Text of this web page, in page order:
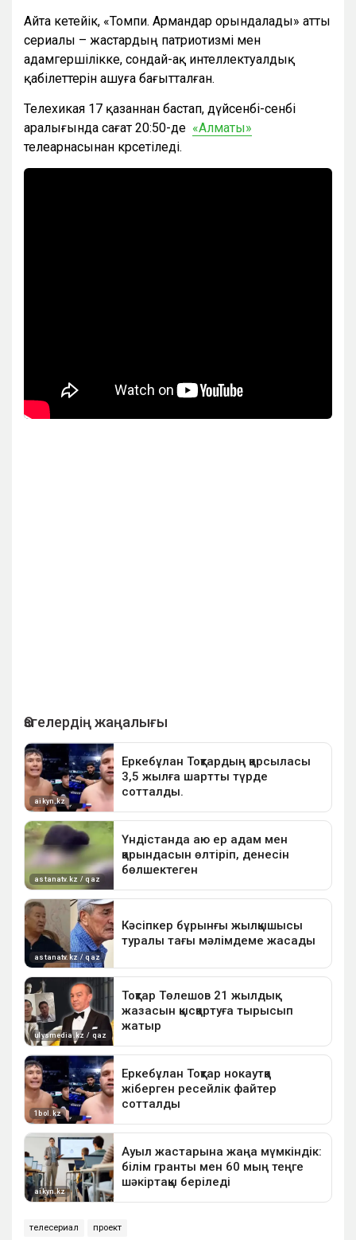
Айта кетейік, «Томпи. Армандар орындалады» атты
сериалы – жастардың патриотизмі мен
адамгершілікке, сондай-ақ интеллектуалдық
қабілеттерін ашуға бағытталған.
Телехикая 17 қазаннан бастап, дүйсенбі-сенбі
аралығында сағат 20:50-де «Алматы»
телеарнасынан көрсетіледі.
телесериал проект